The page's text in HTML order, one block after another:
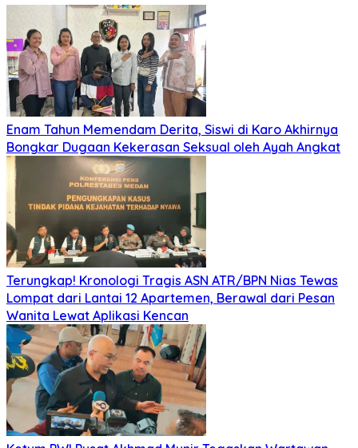
Enam Tahun Memendam Derita, Siswi di Karo Akhirnya
Bongkar Dugaan Kekerasan Seksual oleh Ayah Angkat
Terungkap! Kronologi Tragis ASN ATR/BPN Nias Tewas
Lompat dari Lantai 12 Apartemen, Berawal dari Pesan
Wanita Lewat Aplikasi Kencan